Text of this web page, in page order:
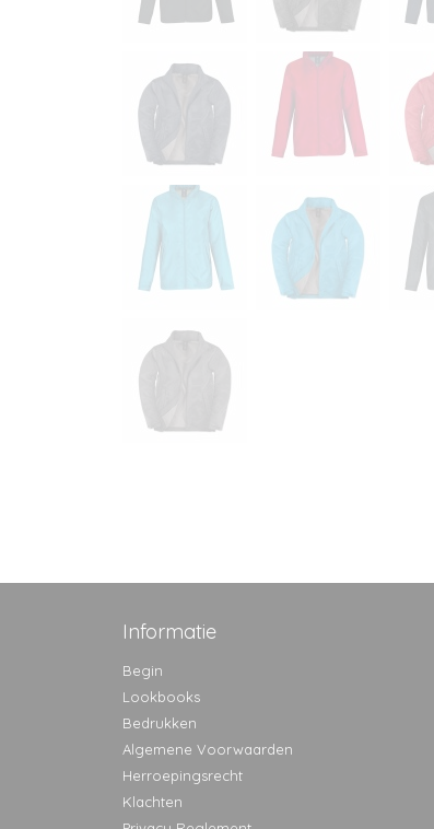
Informatie
Begin
Lookbooks
Bedrukken
Algemene Voorwaarden
Herroepingsrecht
Klachten